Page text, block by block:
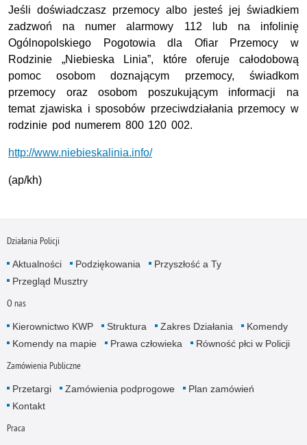
Jeśli doświadczasz przemocy albo jesteś jej świadkiem
zadzwoń na numer alarmowy 112 lub na infolinię
Ogólnopolskiego Pogotowia dla Ofiar Przemocy w
Rodzinie „Niebieska Linia”, które oferuje całodobową
pomoc osobom doznającym przemocy, świadkom
przemocy oraz osobom poszukującym informacji na
temat zjawiska i sposobów przeciwdziałania przemocy w
rodzinie pod numerem 800 120 002.
http://www.niebieskalinia.info/
(ap/kh)
Działania Policji
Aktualności Podziękowania
Przyszłość a Ty
Przegląd Musztry
O nas
Kierownictwo KWP Struktura Zakres Działania
Komendy
Komendy na mapie
Prawa człowieka Równość płci w Policji
Zamówienia Publiczne
Przetargi Zamówienia podprogowe
Plan zamówień
Kontakt
Praca